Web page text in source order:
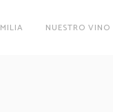
NUESTRO VINO